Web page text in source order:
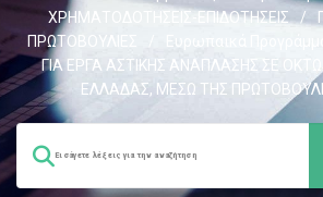
ΧΡΗΜΑΤΟΔΟΤΗΣΕΙΣ-ΕΠΙΔΟΤΗΣΕΙΣ
/
ΠΡΩΤΟΒΟΥΛΙΕΣ
Ευρωπαικά
ΓΙΑ ΕΡΓΑ ΑΣΤΙΚΗΣ ΑΝΑΠΛΑΣΗΣ ΣΕ ΟΚΤΩ
ΕΛΛΑΔΑΣ, ΜΕΣΩ ΤΗΣ